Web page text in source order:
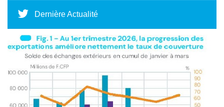
Dernière Actualité